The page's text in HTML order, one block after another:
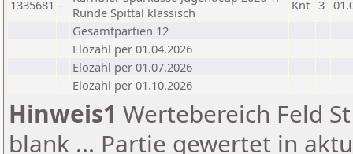
1335681 -
Runde Spittal klassisch
Knt 3
Gesamtpartien 12
Elozahl per 01.04.2026
Elozahl per 01.07.2026
Elozahl per 01.10.2026
Hinweis1 Wertebereich Feld
blank ... Partie gewertet in